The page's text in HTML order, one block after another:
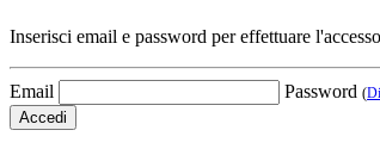
Inserisci email e password per effettuare
Email Password (